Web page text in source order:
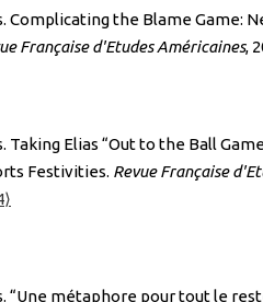
Complicating the Blame Game:
Française d'Etudes Américaines,
Taking Elias “Out to the Ball
Festivities. Revue Française
“Une métaphore pour tout le